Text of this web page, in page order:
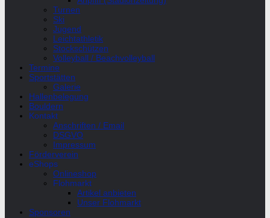
Turnen
Ski
Jugend
Leichtathletik
Stockschützen
Volleyball / Beachvolleyball
Termine
Sportstätten
Galerie
Hallenbelegung
Bouldern
Kontakt
Anschriften / Email
DSGVO
Impressum
Förderverein
eShops
Onlineshop
Flohmarkt
Artikel anbieten
Unser Flohmarkt
Sponsoren